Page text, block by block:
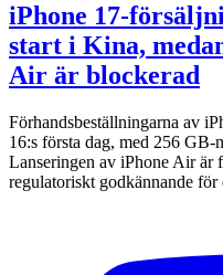
iPhone 17-
start i Kina,
Air är blockerad
Förhandsbeställningarna av
16:s första dag, med 256 GB-
Lanseringen av iPhone Air är
regulatoriskt godkännande för